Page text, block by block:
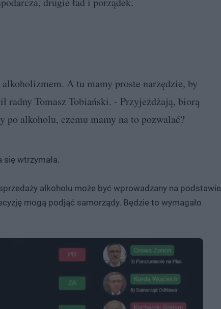
A tu mamy proste narzędzie, by
radny Tomasz Tobiański. - Przyjeżdżają, biorą
po alkoholu, czemu mamy na to pozwalać?
wtrzymała.
alkoholu może być wprowadzany na podstawie
mogą podjąć samorządy. Będzie to wymagało